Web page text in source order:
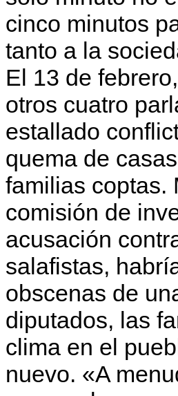
cinco minutos
tanto a la
El 13 de
otros cuatro
estallado
quema de
familias coptas.
comisión de
acusación
salafistas,
obscenas de
diputados, las
clima en el
nuevo. «A